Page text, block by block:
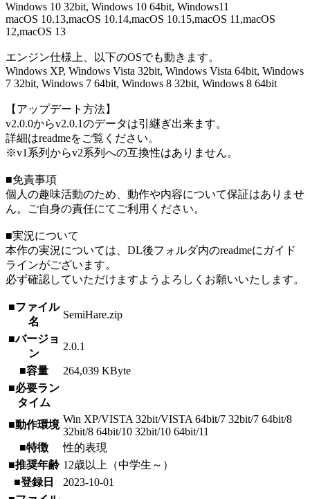
Windows 10 32bit, Windows 10 64bit, Windows11
macOS 10.13,macOS 10.14,macOS 10.15,macOS 11,macOS
12,macOS 13
エンジン仕様上、以下のOSでも動きます。
Windows XP, Windows Vista 32bit, Windows Vista 64bit, Windows
7 32bit, Windows 7 64bit, Windows 8 32bit, Windows 8 64bit
【アップデート方法】
v2.0.0からv2.0.1のデータは引継ぎ出来ます。
詳細はreadmeをご覧ください。
※v1系列からv2系列への互換性はありません。
■免責事項
個人の趣味活動のため、動作や内容について保証はありませ
ん。ご自身の責任にてご利用ください。
■実況について
本作の実況については、DL後フォルダ内のreadmeにガイド
ラインがございます。
必ず確認していただけますようよろしくお願いいたします。
■ファイル
名
SemiHare.zip
■バージョ
ン
2.0.1
■容量
264,039 KByte
■必要ラン
タイム
■動作環境 Win XP/VISTA 32bit/VISTA 64bit/7 32bit/7 64bit/8
32bit/8 64bit/10 32bit/10 64bit/11
■特徴
性的表現
■推奨年齢 12歳以上（中学生～）
■登録日
2023-10-01